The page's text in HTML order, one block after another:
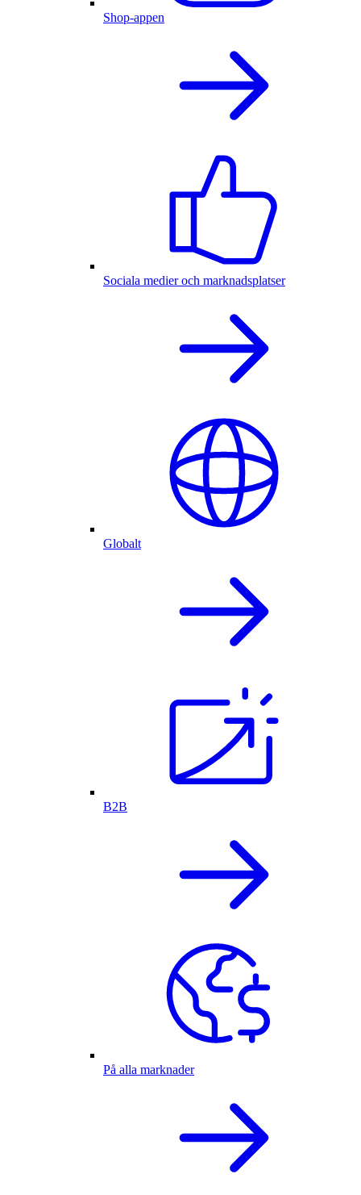
Shop-appen
Sociala medier och marknadsplatser
Globalt
B2B
På alla marknader